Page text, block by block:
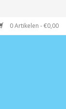
0 Artikelen - €0,00